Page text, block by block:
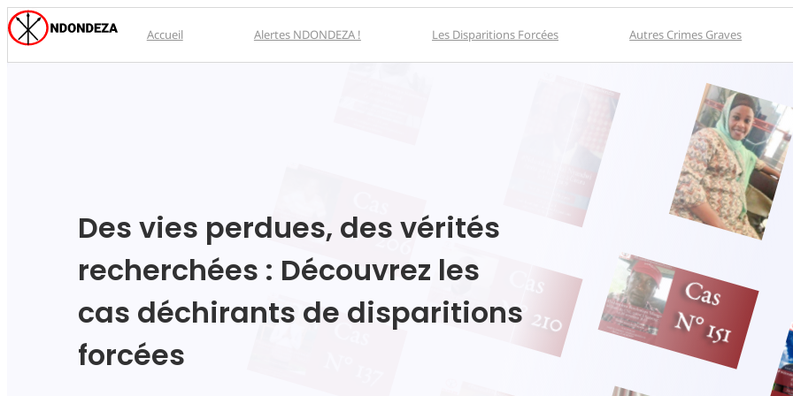
Accueil Alertes NDONDEZA ! Les Disparitions Forcées Autres Crimes Graves
Des vies perdues, des vérités
recherchées : Découvrez les
cas déchirants de disparitions
forcées